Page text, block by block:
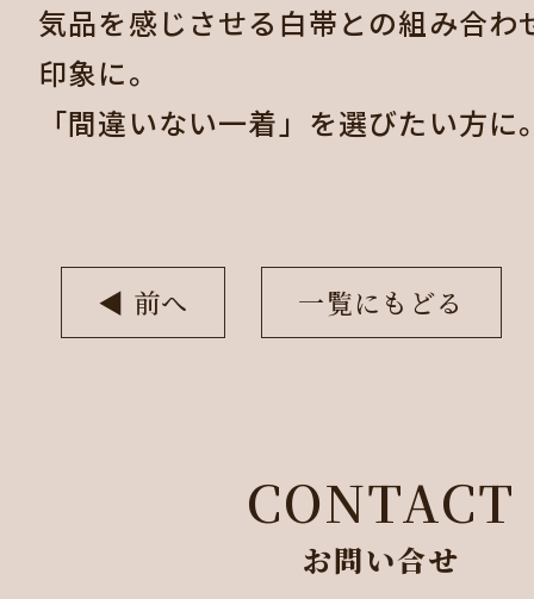
気品を感じさせる白帯との組み合わ
印象に。
「間違いない一着」を選びたい方に
◀︎ 前へ 一覧にもどる
CONTACT
お問い合せ